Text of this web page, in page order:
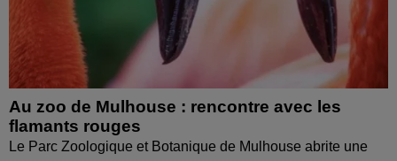
Au zoo de Mulhouse : rencontre avec les
flamants rouges
Le Parc Zoologique et Botanique de Mulhouse abrite une